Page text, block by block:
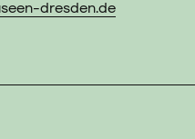
dresden.de